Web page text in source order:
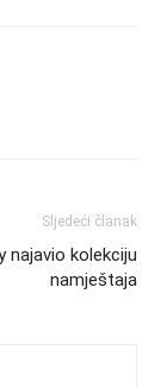
Sljedeći članak
najavio kolekciju
namještaja